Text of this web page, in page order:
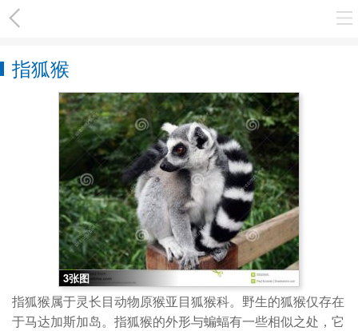
指狐猴
3张图
指狐猴属于灵长目动物原猴亚目狐猴科。野生的狐猴仅存在
于马达加斯加岛。指狐猴的外形与蝙蝠有一些相似之处，它